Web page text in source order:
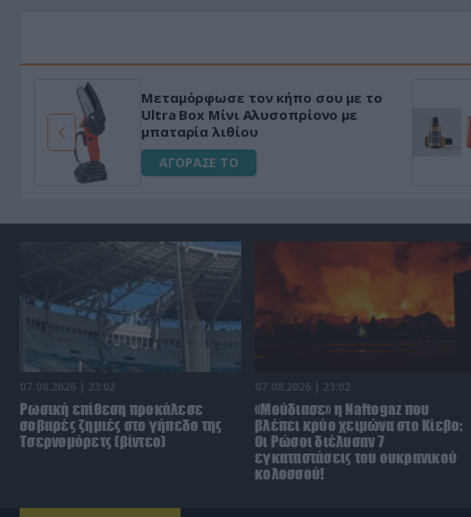
Μεταμόρφωσε τον κήπο σου με το
Ultra Box Μίνι Αλυσοπρίονο με
μπαταρία λιθίου
ΑΓΟΡΑΣΕ ΤΟ
07.08.2026 | 23:02
Ρωσική επίθεση προκάλεσε
σοβαρές ζημιές στο γήπεδο της
Τσερνομόρετς (βίντεο)
07.08.2026 | 23:02
«Μούδιασε» η Naftogaz που
βλέπει κρύο χειμώνα στο Κίεβο:
Οι Ρώσοι διέλυσαν 7
εγκαταστάσεις του ουκρανικού
κολοσσού!